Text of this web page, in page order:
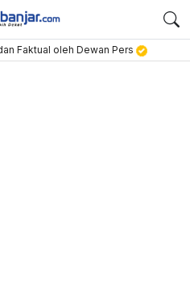
Faktual oleh Dewan Pers